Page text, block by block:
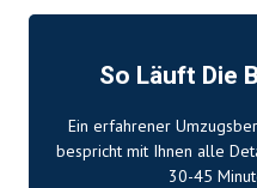
So Läuft Die
Ein erfahrener
bespricht mit Ihnen alle
30-45